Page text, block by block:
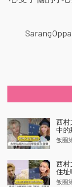
西村
中的
飯圈
西村
住址
飯圈